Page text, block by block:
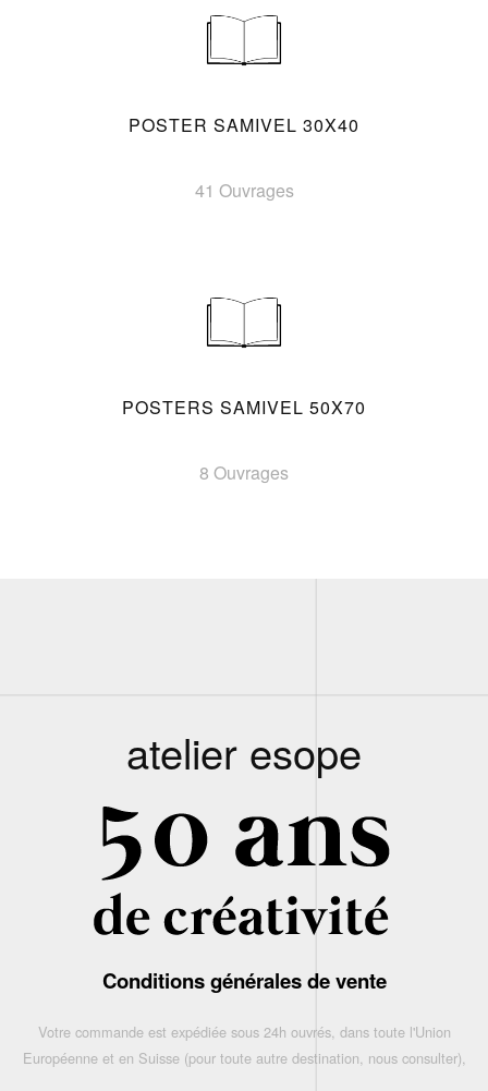
POSTER SAMIVEL 30X40
41 Ouvrages
POSTERS SAMIVEL 50X70
8 Ouvrages
atelier esope
Conditions générales de vente
Votre commande est expédiée sous 24h ouvrés, dans toute l'Union
Européenne et en Suisse (pour toute autre destination, nous consulter),